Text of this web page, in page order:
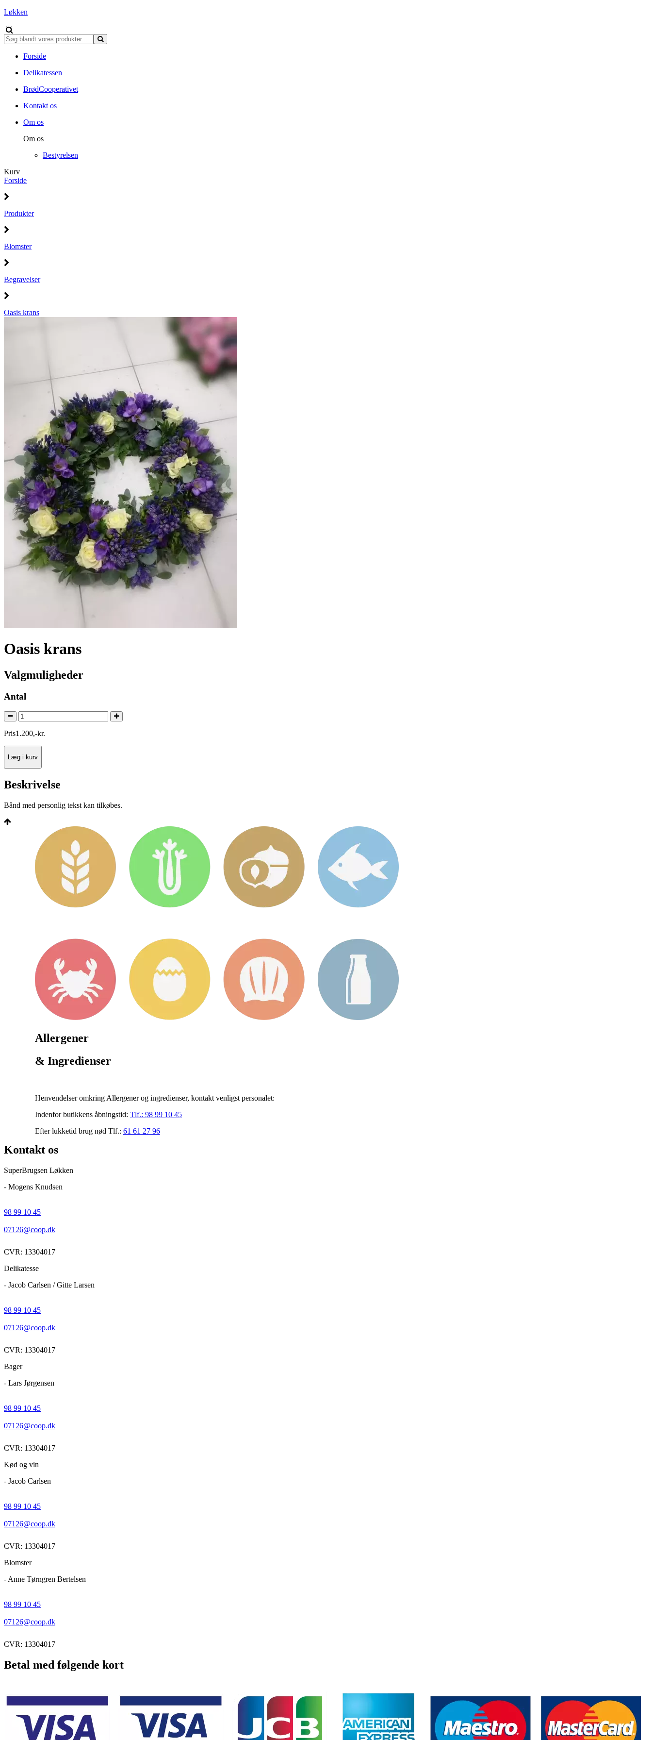
Løkken
Forside
Delikatessen
BrødCooperativet
Kontakt os
Om os
Om os
Bestyrelsen
Kurv
Forside
Produkter
Blomster
Begravelser
Oasis krans
Oasis krans
Valgmuligheder
Antal
Pris1.200,-kr.
Læg i kurv
Beskrivelse
Bånd med personlig tekst kan tilkøbes.
Allergener
& Ingredienser
Henvendelser omkring Allergener og ingredienser, kontakt venligst personalet:
Indenfor butikkens åbningstid: Tlf.: 98 99 10 45
Efter lukketid brug nød Tlf.: 61 61 27 96
Kontakt os
SuperBrugsen Løkken
- Mogens Knudsen
98 99 10 45
07126@coop.dk
CVR: 13304017
Delikatesse
- Jacob Carlsen / Gitte Larsen
98 99 10 45
07126@coop.dk
CVR: 13304017
Bager
- Lars Jørgensen
98 99 10 45
07126@coop.dk
CVR: 13304017
Kød og vin
- Jacob Carlsen
98 99 10 45
07126@coop.dk
CVR: 13304017
Blomster
- Anne Tørngren Bertelsen
98 99 10 45
07126@coop.dk
CVR: 13304017
Betal med følgende kort